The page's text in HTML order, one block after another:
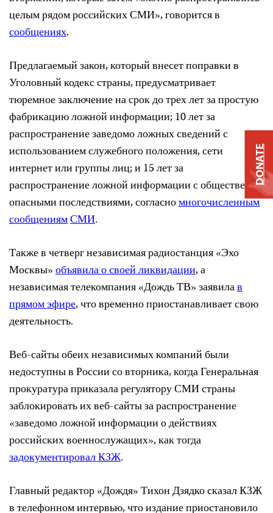
целым рядом российских СМИ», говорится в
сообщениях.
Предлагаемый закон, который внесет поправки в
Уголовный кодекс страны, предусматривает
тюремное заключение на срок до трех лет за простую
фабрикацию ложной информации; 10 лет за
распространение заведомо ложных сведений с
использованием служебного положения, сети
интернет или группы лиц; и 15 лет за
распространение ложной информации с общественно
опасными последствиями, согласномногочисленным
сообщениямСМИ.
Также в четверг независимая радиостанция «Эхо
Москвы»объявила о своей ликвидации, а
независимая телекомпания «Дождь ТВ» заявилав
прямом эфире, что временно приостанавливает свою
деятельность.
Веб-сайты обеих независимых компаний были
недоступны в России со вторника, когда Генеральная
прокуратура приказала регулятору СМИ страны
заблокировать их веб-сайты за распространение
«заведомо ложной информации о действиях
российских военнослужащих», как тогда
задокументировал КЗЖ.
Главный редактор «Дождя» Тихон Дзядко сказал КЗЖ
в телефонном интервью, что издание приостановило
DONATE